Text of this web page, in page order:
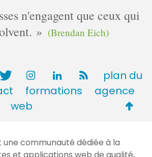
n'engagent que ceux qui
(Brendan Eich)
plan du
formations
agence
web
de
communauté dédiée à la